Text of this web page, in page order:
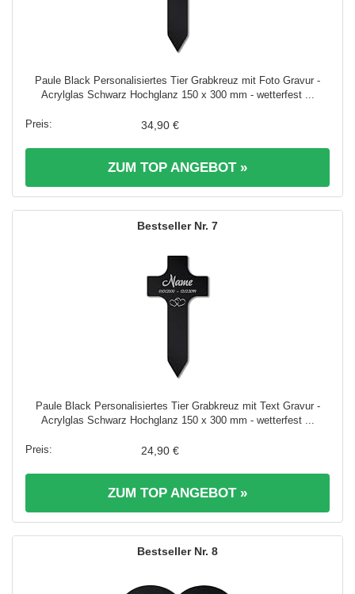
Paule Black Personalisiertes Tier Grabkreuz mit Foto Gravur -
Acrylglas Schwarz Hochglanz 150 x 300 mm - wetterfest ...
34,90 €
ZUM TOP ANGEBOT »
7
Paule Black Personalisiertes Tier Grabkreuz mit Text Gravur -
Acrylglas Schwarz Hochglanz 150 x 300 mm - wetterfest ...
24,90 €
ZUM TOP ANGEBOT »
8